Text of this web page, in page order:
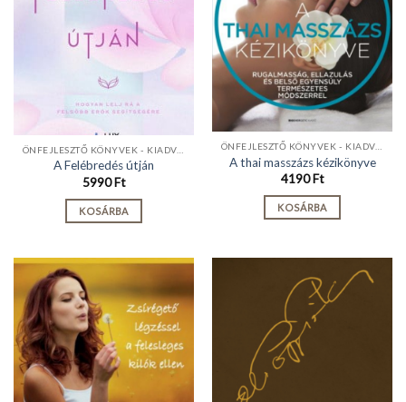
ÖNFEJLESZTŐ KÖNYVEK - KIADVÁNYOK
A Felébredés útján
5990Ft
KOSÁRBA
ÖNFEJLESZTŐ KÖNYVEK - KIADVÁNYOK
A thai masszázs kézikönyve
4190Ft
KOSÁRBA